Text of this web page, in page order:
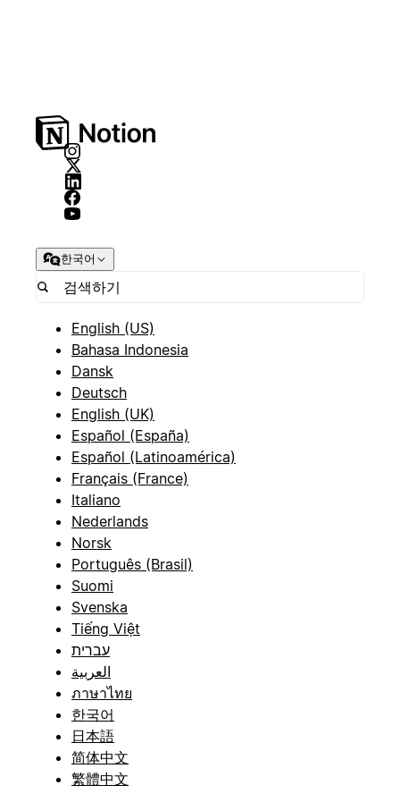
한국어
English (US)
Bahasa Indonesia
Dansk
Deutsch
English (UK)
Español (España)
Español (Latinoamérica)
Français (France)
Italiano
Nederlands
Norsk
Português (Brasil)
Suomi
Svenska
Tiếng Việt
עברית
العربية
ภาษาไทย
한국어
日本語
简体中文
繁體中文